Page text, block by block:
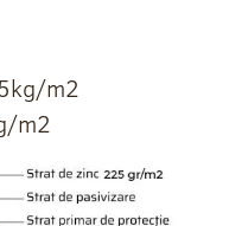
m2
m2